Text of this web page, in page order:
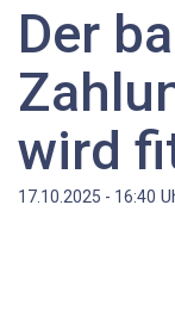
Der
wird
17.10.2025 - 16:40